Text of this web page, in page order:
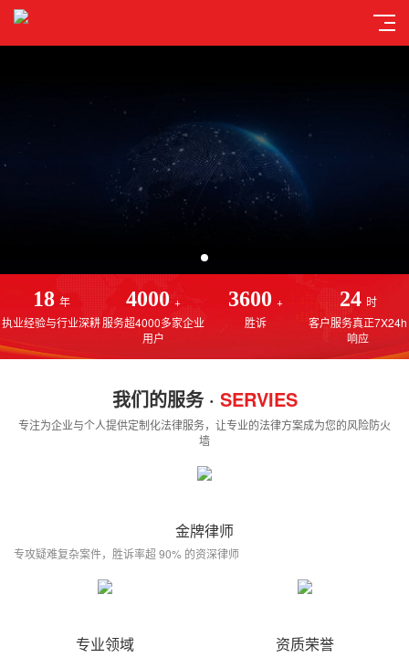
18 年
执业经验与行业深耕
4000 +
服务超4000多家企业
用户
3600 +
胜诉
24 时
客户服务真正7X24h
响应
我们的服务 · SERVIES
专注为企业与个人提供定制化法律服务，让专业的法律方案成为您的风险防火
墙
金牌律师
专攻疑难复杂案件，胜诉率超 90% 的资深律师
专业领域 资质荣誉